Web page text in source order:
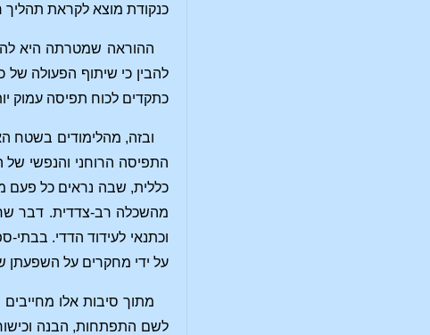
כנקודת מוצא לקראת תהליך
ההוראה שמטרתה היא
להבין כי שיתוף הפעולה של
כתקדים לכוח תפיסה עמוק
ובזה, מהלימודים בשטח
התפיסה הרוחני והנפשי של
כללית, שבה נראים כל פעם
מהשכלה רב-צדדית. דבר
וכתנאי לעידוד הדדי. בבתי-
על ידי מחקרים על השפעתן
מתוך סיבות אלו
לשם התפתחות, הבנה